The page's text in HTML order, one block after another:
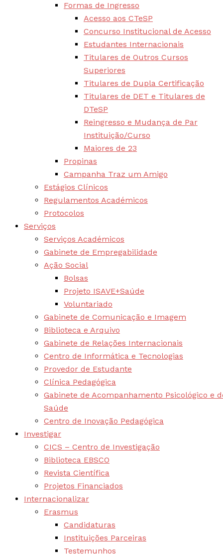
Formas de Ingresso
Acesso aos CTeSP
Concurso Institucional de Acesso
Estudantes Internacionais
Titulares de Outros Cursos
Superiores
Titulares de Dupla Certificação
Titulares de DET e Titulares de
DTeSP
Reingresso e Mudança de Par
Instituição/Curso
Maiores de 23
Propinas
Campanha Traz um Amigo
Estágios Clínicos
Regulamentos Académicos
Protocolos
Serviços
Serviços Académicos
Gabinete de Empregabilidade
Ação Social
Bolsas
Projeto ISAVE+Saúde
Voluntariado
Gabinete de Comunicação e Imagem
Biblioteca e Arquivo
Gabinete de Relações Internacionais
Centro de Informática e Tecnologias
Provedor de Estudante
Clínica Pedagógica
Gabinete de Acompanhamento Psicológico e
Saúde
Centro de Inovação Pedagógica
Investigar
CICS – Centro de Investigação
Biblioteca EBSCO
Revista Científica
Projetos Financiados
Internacionalizar
Erasmus
Candidaturas
Instituições Parceiras
Testemunhos